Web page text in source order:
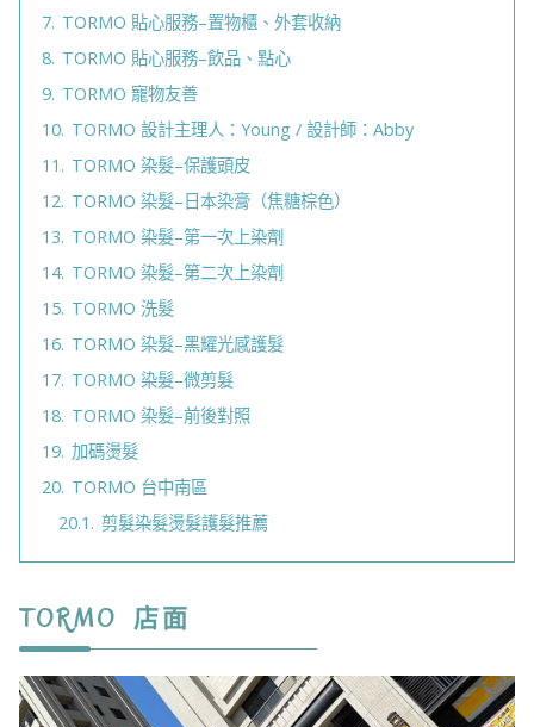
7. TORMO 貼心服務–置物櫃、外套收納
8. TORMO 貼心服務–飲品、點心
9. TORMO 寵物友善
10. TORMO 設計主理人：Young / 設計師：Abby
11. TORMO 染髮–保護頭皮
12. TORMO 染髮–日本染膏（焦糖棕色）
13. TORMO 染髮–第一次上染劑
14. TORMO 染髮–第二次上染劑
15. TORMO 洗髮
16. TORMO 染髮–黑耀光感護髮
17. TORMO 染髮–微剪髮
18. TORMO 染髮–前後對照
19. 加碼燙髮
20. TORMO 台中南區
20.1. 剪髮染髮燙髮護髮推薦
TORMO 店面